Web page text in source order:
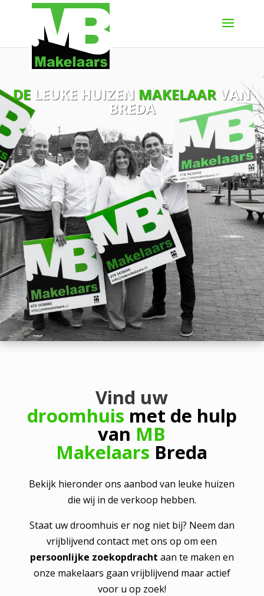
DE LEUKE HUIZEN MAKELAAR VAN
BREDA
Vind uw
droomhuis met de hulp
van MB
Makelaars Breda
Bekijk hieronder ons aanbod van leuke huizen
die wij in de verkoop hebben.
Staat uw droomhuis er nog niet bij? Neem dan
vrijblijvend contact met ons op om een
persoonlijke zoekopdracht aan te maken en
onze makelaars gaan vrijblijvend maar actief
voor u op zoek!